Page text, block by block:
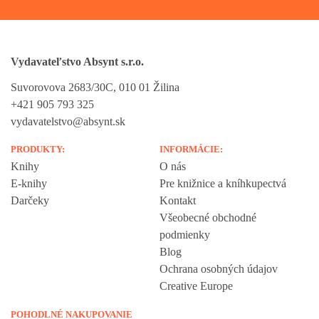
Vydavateľstvo Absynt s.r.o.
Suvorovova 2683/30C, 010 01 Žilina
+421 905 793 325
vydavatelstvo@absynt.sk
PRODUKTY:
Knihy
E-knihy
Darčeky
INFORMÁCIE:
O nás
Pre knižnice a kníhkupectvá
Kontakt
Všeobecné obchodné
podmienky
Blog
Ochrana osobných údajov
Creative Europe
POHODLNÉ NAKUPOVANIE